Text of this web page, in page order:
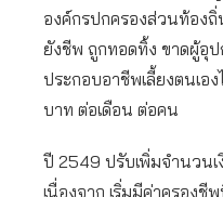
องค์กรปกครองส่วนท้องถิ่
ยังชีพ ถูกทอดทิ้ง ขาดผู้อุป
ประกอบอาชีพเลี้ยงตนเอ
บาท ต่อเดือน ต่อคน
ปี 2549 ปรับเพิ่มจำนวน
เนื่องจาก เริ่มมีค่าครองชี